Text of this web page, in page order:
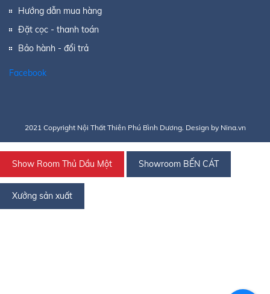
Hướng dẫn mua hàng
Đặt cọc - thanh toán
Bảo hành - đổi trả
Facebook
2021 Copyright Nội Thất Thiên Phú Bình Dương. Design by Nina.vn
Show Room Thủ Dầu Một Showroom BẾN CÁT
Xưởng sản xuất